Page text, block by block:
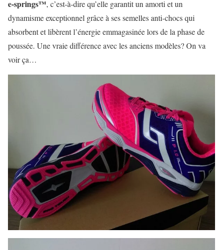
e-springs™, c’est-à-dire qu’elle garantit un amorti et un
dynamisme exceptionnel grâce à ses semelles anti-chocs qui
absorbent et libèrent l’énergie emmagasinée lors de la phase de
poussée. Une vraie différence avec les anciens modèles? On va
voir ça…